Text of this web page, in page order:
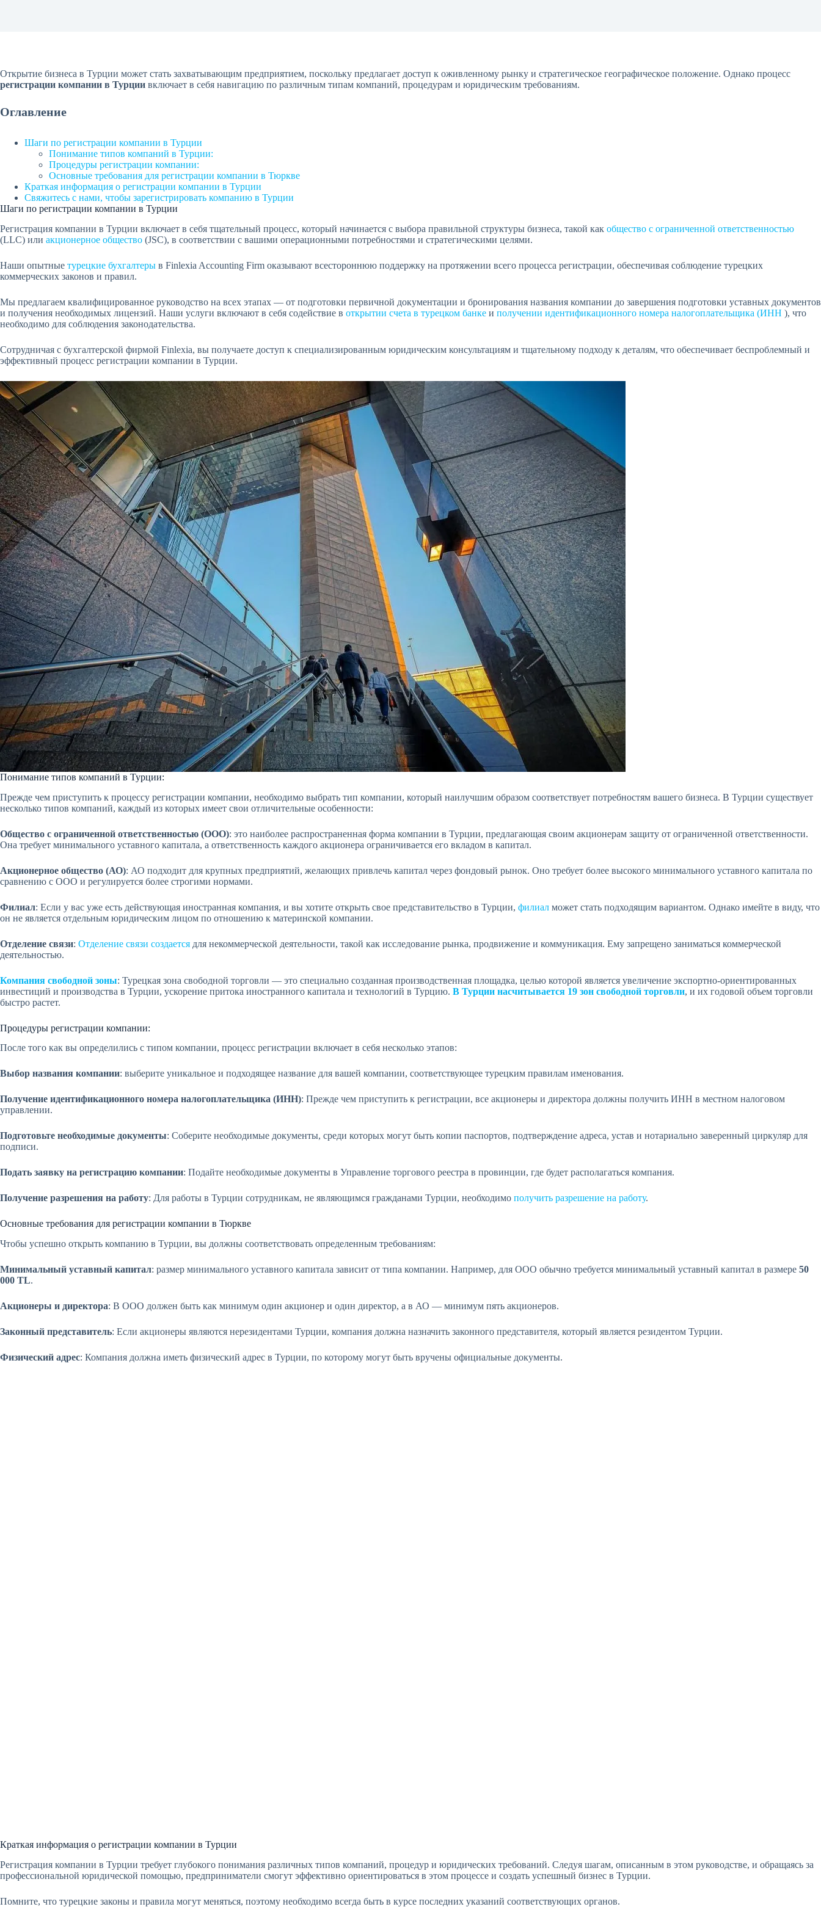
Открытие бизнеса в Турции может стать захватывающим предприятием, поскольку предлагает доступ к оживленному рынку и стратегическое географическое положение. Однако процесс
регистрации компании в Турции включает в себя навигацию по различным типам компаний, процедурам и юридическим требованиям.
Оглавление
Шаги по регистрации компании в Турции
Понимание типов компаний в Турции:
Процедуры регистрации компании:
Основные требования для регистрации компании в Тюркве
Краткая информация о регистрации компании в Турции
Свяжитесь с нами, чтобы зарегистрировать компанию в Турции
Шаги по регистрации компании в Турции
Регистрация компании в Турции включает в себя тщательный процесс, который начинается с выбора правильной структуры бизнеса, такой как общество с ограниченной ответственностью
(LLC) или акционерное общество (JSC), в соответствии с вашими операционными потребностями и стратегическими целями.
Наши опытные турецкие бухгалтеры в Finlexia Accounting Firm оказывают всестороннюю поддержку на протяжении всего процесса регистрации, обеспечивая соблюдение турецких
коммерческих законов и правил.
Мы предлагаем квалифицированное руководство на всех этапах — от подготовки первичной документации и бронирования названия компании до завершения подготовки уставных документов
и получения необходимых лицензий. Наши услуги включают в себя содействие в открытии счета в турецком банке и получении идентификационного номера налогоплательщика (ИНН ), что
необходимо для соблюдения законодательства.
Сотрудничая с бухгалтерской фирмой Finlexia, вы получаете доступ к специализированным юридическим консультациям и тщательному подходу к деталям, что обеспечивает беспроблемный и
эффективный процесс регистрации компании в Турции.
Понимание типов компаний в Турции:
Прежде чем приступить к процессу регистрации компании, необходимо выбрать тип компании, который наилучшим образом соответствует потребностям вашего бизнеса. В Турции существует
несколько типов компаний, каждый из которых имеет свои отличительные особенности:
Общество с ограниченной ответственностью (ООО): это наиболее распространенная форма компании в Турции, предлагающая своим акционерам защиту от ограниченной ответственности.
Она требует минимального уставного капитала, а ответственность каждого акционера ограничивается его вкладом в капитал.
Акционерное общество (АО): АО подходит для крупных предприятий, желающих привлечь капитал через фондовый рынок. Оно требует более высокого минимального уставного капитала по
сравнению с ООО и регулируется более строгими нормами.
Филиал: Если у вас уже есть действующая иностранная компания, и вы хотите открыть свое представительство в Турции, филиал может стать подходящим вариантом. Однако имейте в виду, что
он не является отдельным юридическим лицом по отношению к материнской компании.
Отделение связи: Отделение связи создается для некоммерческой деятельности, такой как исследование рынка, продвижение и коммуникация. Ему запрещено заниматься коммерческой
деятельностью.
Компания свободной зоны: Турецкая зона свободной торговли — это специально созданная производственная площадка, целью которой является увеличение экспортно-ориентированных
инвестиций и производства в Турции, ускорение притока иностранного капитала и технологий в Турцию. В Турции насчитывается 19 зон свободной торговли, и их годовой объем торговли
быстро растет.
Процедуры регистрации компании:
После того как вы определились с типом компании, процесс регистрации включает в себя несколько этапов:
Выбор названия компании: выберите уникальное и подходящее название для вашей компании, соответствующее турецким правилам именования.
Получение идентификационного номера налогоплательщика (ИНН): Прежде чем приступить к регистрации, все акционеры и директора должны получить ИНН в местном налоговом
управлении.
Подготовьте необходимые документы: Соберите необходимые документы, среди которых могут быть копии паспортов, подтверждение адреса, устав и нотариально заверенный циркуляр для
подписи.
Подать заявку на регистрацию компании: Подайте необходимые документы в Управление торгового реестра в провинции, где будет располагаться компания.
Получение разрешения на работу: Для работы в Турции сотрудникам, не являющимся гражданами Турции, необходимо получить разрешение на работу.
Основные требования для регистрации компании в Тюркве
Чтобы успешно открыть компанию в Турции, вы должны соответствовать определенным требованиям:
Минимальный уставный капитал: размер минимального уставного капитала зависит от типа компании. Например, для ООО обычно требуется минимальный уставный капитал в размере 50
000 TL.
Акционеры и директора: В ООО должен быть как минимум один акционер и один директор, а в АО — минимум пять акционеров.
Законный представитель: Если акционеры являются нерезидентами Турции, компания должна назначить законного представителя, который является резидентом Турции.
Физический адрес: Компания должна иметь физический адрес в Турции, по которому могут быть вручены официальные документы.
Краткая информация о регистрации компании в Турции
Регистрация компании в Турции требует глубокого понимания различных типов компаний, процедур и юридических требований. Следуя шагам, описанным в этом руководстве, и обращаясь за
профессиональной юридической помощью, предприниматели смогут эффективно ориентироваться в этом процессе и создать успешный бизнес в Турции.
Помните, что турецкие законы и правила могут меняться, поэтому необходимо всегда быть в курсе последних указаний соответствующих органов.